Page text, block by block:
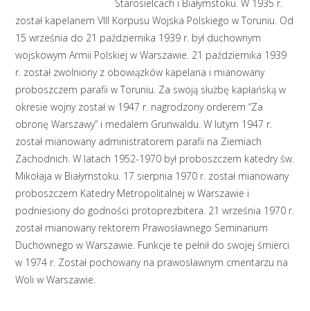
Starosielcach i Białymstoku. W 1935 r.
został kapelanem VIII Korpusu Wojska Polskiego w Toruniu. Od
15 września do 21 października 1939 r. był duchownym
wojskowym Armii Polskiej w Warszawie. 21 października 1939
r. został zwolniony z obowiązków kapelana i mianowany
proboszczem parafii w Toruniu. Za swoją służbę kapłańską w
okresie wojny został w 1947 r. nagrodzony orderem “Za
obronę Warszawy” i medalem Grunwaldu. W lutym 1947 r.
został mianowany administratorem parafii na Ziemiach
Zachodnich. W latach 1952-1970 był proboszczem katedry św.
Mikołaja w Białymstoku. 17 sierpnia 1970 r. został mianowany
proboszczem Katedry Metropolitalnej w Warszawie i
podniesiony do godności protoprezbitera. 21 września 1970 r.
został mianowany rektorem Prawosławnego Seminarium
Duchownego w Warszawie. Funkcje te pełnił do swojej śmierci
w 1974 r. Został pochowany na prawosławnym cmentarzu na
Woli w Warszawie.